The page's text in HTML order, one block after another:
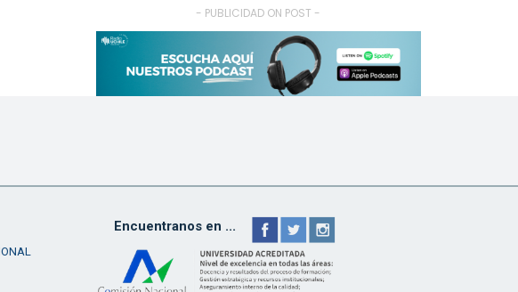
- PUBLICIDAD ON POST -
Encuentranos en ...